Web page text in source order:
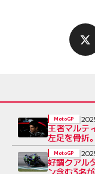
王者マルテ
左足を骨折
は不参加に
MotoGP
好調クアル
MotoGP